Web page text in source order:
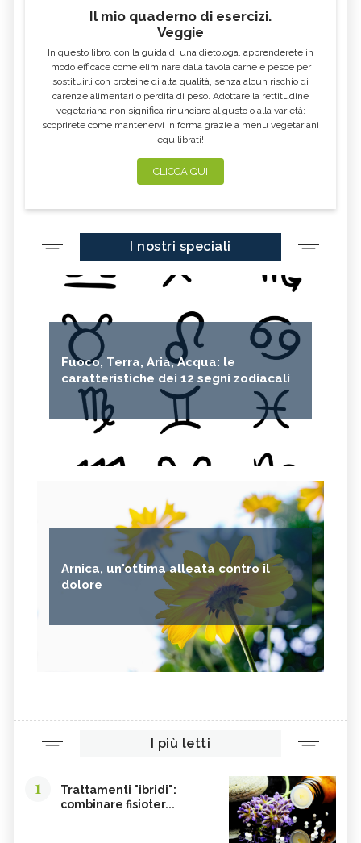
Il mio quaderno di esercizi.
Veggie
In questo libro, con la guida di una dietologa, apprenderete in
modo efficace come eliminare dalla tavola carne e pesce per
sostituirli con proteine di alta qualità, senza alcun rischio di
carenze alimentari o perdita di peso. Adottare la rettitudine
vegetariana non significa rinunciare al gusto o alla varietà:
scoprirete come mantenervi in forma grazie a menu vegetariani
equilibrati!
CLICCA QUI
I nostri speciali
Fuoco, Terra, Aria, Acqua: le
caratteristiche dei 12 segni zodiacali
Arnica, un'ottima alleata contro il
dolore
I più letti
1
Trattamenti "ibridi":
combinare fisioter...